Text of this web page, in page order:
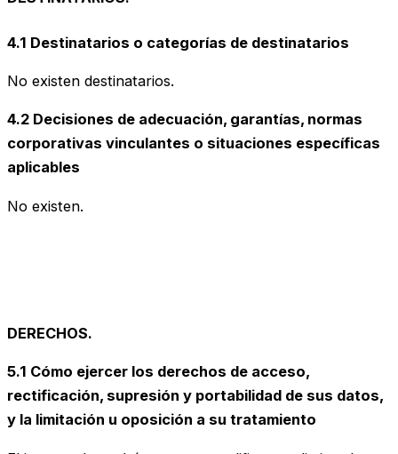
4.1 Destinatarios o categorías de destinatarios
No existen destinatarios.
4.2 Decisiones de adecuación, garantías, normas
corporativas vinculantes o situaciones específicas
aplicables
No existen.
DERECHOS.
5.1 Cómo ejercer los derechos de acceso,
rectificación, supresión y portabilidad de sus datos,
y la limitación u oposición a su tratamiento